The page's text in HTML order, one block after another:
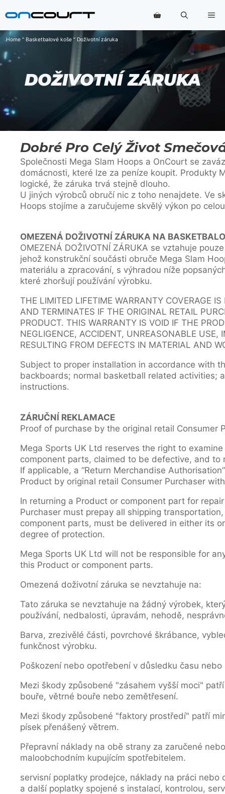
na
Home " Basketbalové koše " Doživotní záruka
DOŽIVOTNÍ ZÁRUKA
Dobré Pro Celý Život
Společnosti Mega Slam Hoops a OnCourt se
domácnosti, které lze za peníze koupit. Produkty
logické, že záruka trvá stejně dlouho.
U jiných výrobců obručí nic z toho nenajdete. Ve
Hoops stojíme a zaručujeme skvělý výkon po
OMEZENÁ DOŽIVOTNÍ ZÁRUKA NA
OMEZENÁ DOŽIVOTNÍ ZÁRUKA se vztahuje
jehož konstrukční součásti obruče Mega Slam
materiálu a zpracování, s výhradou níže
které zhoršují používání výrobku.
THE LIMITED LIFETIME WARRANTY COVERAGE
AND TERMINATES IF THE ORIGINAL RETAIL
PRODUCT. THIS WARRANTY IS VOID IF THE
NEGLIGENCE, ACCIDENT, UNREASONABLE
RESULTING FROM DEFECTS IN MATERIAL AND
Subject to proper installation in accordance with
backboards; normal basketball related activities;
instructions.
ZÁRUČNÍ REKLAMACE
Proof of purchase by the original retail Consumer
Mega Sports UK Ltd reserves the right to
component parts, claimed to be defective, and
If applicable, a “Return Merchandise
Product by original retail Consumer Purchaser
In returning a Product or component part for
Purchaser must prepay all shipping
component parts, must be delivered in either its
degree of protection.
Mega Sports UK Ltd will not be responsible for
this Product or component parts.
Omezená doživotní záruka se nevztahuje na:
Tato záruka se nevztahuje na žádný výrobek,
používání, nedbalosti, úpravám, nehodě,
Barva, zrezivělé části, povrchové škrábance,
funkčnost výrobku.
Poškození nebo opotřebení v důsledku času
Mezi škody způsobené "zásahem vyšší moci"
bouře, větrné bouře nebo zemětřesení.
Mezi škody způsobené "faktory prostředí" patří
písek přenášený větrem.
Přepravní náklady na obě strany za zaručené
maloobchodním kupujícím spotřebitelem.
servisní poplatky prodejce, náklady na práci
a další poplatky spojené s instalací, kontrolou,